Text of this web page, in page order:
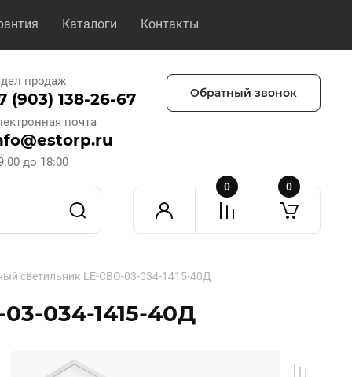
Каталоги Контакты
продаж
(903) 138-26-67
почта
до 18:00
Обратный звонок
0 0
светильник LE-СВО-03-034-1415-40Д
034-1415-40Д